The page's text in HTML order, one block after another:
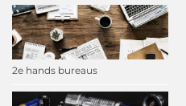
2e hands bureaus